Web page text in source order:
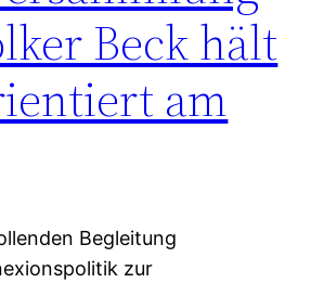
Beck hält
am
Begleitung
zur